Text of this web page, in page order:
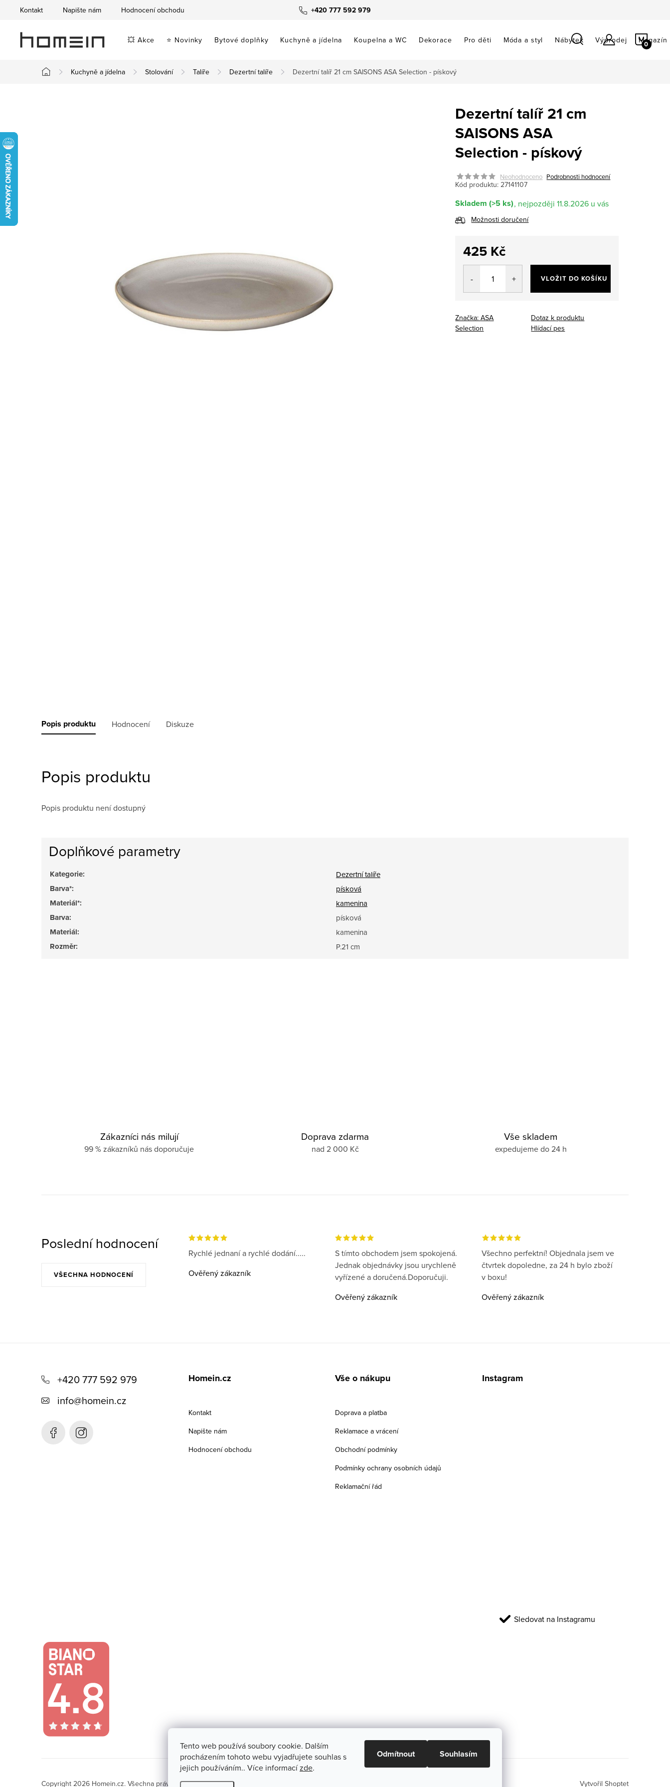
Tento web používá soubory cookie. Dalším
procházením tohoto webu vyjadřujete souhlas s
jejich používáním.. Více informacízde.
Odmítnout Souhlasím
obsah
+420 777 592 979
Kontakt Napište nám Hodnocení obchodu
💥 Akce ⭐ Novinky Bytové doplňky Kuchyně a jídelna Koupelna a WC Dekorace Pro děti Móda a styl Nábytek Výprodej Magazín
Domů
Kuchyně a jídelna Stolování Talíře Dezertní talíře Dezertní talíř 21 cm SAISONS ASA Selection - pískový
Dezertní talíř 21 cm
SAISONS ASA
Selection - pískový
Neohodnoceno Podrobnosti hodnocení
Kód produktu: 27141107
Skladem (>5 ks) 11.8.2026
Možnosti doručení
425 Kč
Měrná
VLOŽIT DO KOŠÍKU
Značka:ASA
Selection
Dotaz k produktu
Hlídací pes
Popis produktu Hodnocení Diskuze
Popis produktu
Popis produktu není dostupný
Doplňkové parametry
Kategorie: Dezertní talíře
Barva*: písková
Materiál*: kamenina
Barva: písková
Materiál: kamenina
Rozměr: P.21 cm
Zákazníci nás milují
99 % zákazníků nás doporučuje
Doprava zdarma
nad 2 000 Kč
Vše skladem
expedujeme do 24 h
Poslední hodnocení
VŠECHNA HODNOCENÍ
Rychlé jednaní a rychlé dodání.....
Ověřený zákazník
S tímto obchodem jsem spokojená.
Jednak objednávky jsou urychleně
vyřízené a doručená.Doporučuji.
Ověřený zákazník
Všechno perfektní! Objednala jsem ve
čtvrtek dopoledne, za 24 h bylo zboží
v boxu!
Ověřený zákazník
+420 777 592 979
info@homein.cz
Homein.cz
Kontakt
Napište nám
Hodnocení obchodu
Vše o nákupu
Doprava a platba
Reklamace a vrácení
Obchodní podmínky
Podmínky ochrany osobních údajů
Reklamační řád
Instagram
Sledovat na Instagramu
Vytvořil Shoptet
Copyright 2026 Homein.cz. Všechna práva vyhrazena.Upravit nastavení cookies